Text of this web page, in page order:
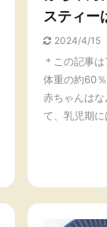
スティー
2024/4/15
＊この記事
体重の約60
赤ちゃんは
て、乳児期